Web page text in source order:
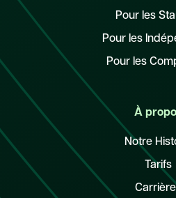
Pour les
Pour les
Pour les
À
Notre
Tarifs